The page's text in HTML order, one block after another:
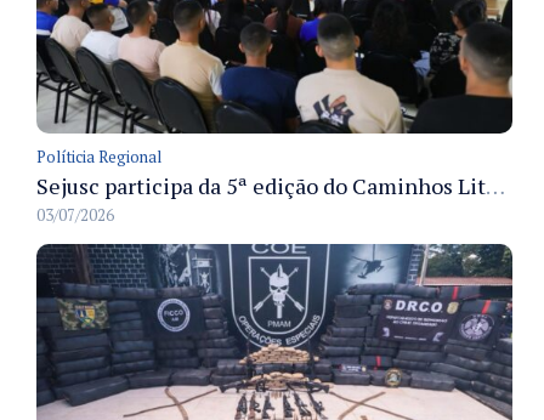
Políticia Regional
Sejusc participa da 5ª edição do Caminhos Literários com foco na cultura hip-hop nas unidades socioeducativas
03/07/2026